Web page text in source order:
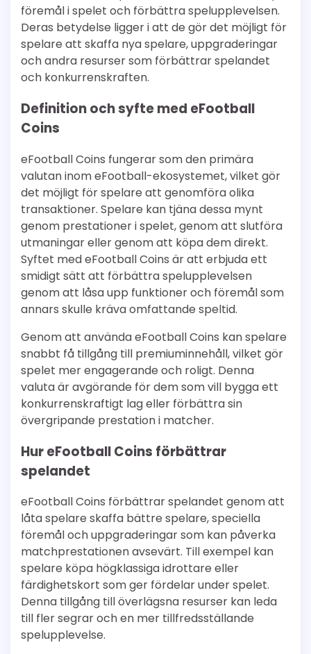
föremål i spelet och förbättra spelupplevelsen.
Deras betydelse ligger i att de gör det möjligt för
spelare att skaffa nya spelare, uppgraderingar
och andra resurser som förbättrar spelandet
och konkurrenskraften.
Definition och syfte med eFootball
Coins
eFootball Coins fungerar som den primära
valutan inom eFootball-ekosystemet, vilket gör
det möjligt för spelare att genomföra olika
transaktioner. Spelare kan tjäna dessa mynt
genom prestationer i spelet, genom att slutföra
utmaningar eller genom att köpa dem direkt.
Syftet med eFootball Coins är att erbjuda ett
smidigt sätt att förbättra spelupplevelsen
genom att låsa upp funktioner och föremål som
annars skulle kräva omfattande speltid.
Genom att använda eFootball Coins kan spelare
snabbt få tillgång till premiuminnehåll, vilket gör
spelet mer engagerande och roligt. Denna
valuta är avgörande för dem som vill bygga ett
konkurrenskraftigt lag eller förbättra sin
övergripande prestation i matcher.
Hur eFootball Coins förbättrar
spelandet
eFootball Coins förbättrar spelandet genom att
låta spelare skaffa bättre spelare, speciella
föremål och uppgraderingar som kan påverka
matchprestationen avsevärt. Till exempel kan
spelare köpa högklassiga idrottare eller
färdighetskort som ger fördelar under spelet.
Denna tillgång till överlägsna resurser kan leda
till fler segrar och en mer tillfredsställande
spelupplevelse.